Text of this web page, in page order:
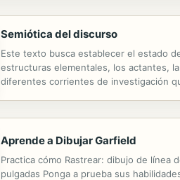
Semiótica del discurso
Este texto busca establecer el estado
estructuras elementales, los actantes,
diferentes corrientes de investigación
Aprende a Dibujar Garfield
Practica cómo Rastrear: dibujo de línea
pulgadas Ponga a prueba sus